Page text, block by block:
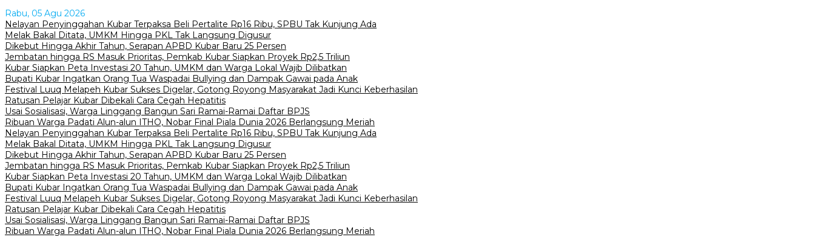
Rabu, 05 Agu 2026
Nelayan Penyinggahan Kubar Terpaksa Beli Pertalite Rp16 Ribu, SPBU Tak Kunjung Ada
Melak Bakal Ditata, UMKM Hingga PKL Tak Langsung Digusur
Dikebut Hingga Akhir Tahun, Serapan APBD Kubar Baru 25 Persen
Jembatan hingga RS Masuk Prioritas, Pemkab Kubar Siapkan Proyek Rp2,5 Triliun
Kubar Siapkan Peta Investasi 20 Tahun, UMKM dan Warga Lokal Wajib Dilibatkan
Bupati Kubar Ingatkan Orang Tua Waspadai Bullying dan Dampak Gawai pada Anak
Festival Luuq Melapeh Kubar Sukses Digelar, Gotong Royong Masyarakat Jadi Kunci Keberhasilan
Ratusan Pelajar Kubar Dibekali Cara Cegah Hepatitis
Usai Sosialisasi, Warga Linggang Bangun Sari Ramai-Ramai Daftar BPJS
Ribuan Warga Padati Alun-alun ITHO, Nobar Final Piala Dunia 2026 Berlangsung Meriah
Nelayan Penyinggahan Kubar Terpaksa Beli Pertalite Rp16 Ribu, SPBU Tak Kunjung Ada
Melak Bakal Ditata, UMKM Hingga PKL Tak Langsung Digusur
Dikebut Hingga Akhir Tahun, Serapan APBD Kubar Baru 25 Persen
Jembatan hingga RS Masuk Prioritas, Pemkab Kubar Siapkan Proyek Rp2,5 Triliun
Kubar Siapkan Peta Investasi 20 Tahun, UMKM dan Warga Lokal Wajib Dilibatkan
Bupati Kubar Ingatkan Orang Tua Waspadai Bullying dan Dampak Gawai pada Anak
Festival Luuq Melapeh Kubar Sukses Digelar, Gotong Royong Masyarakat Jadi Kunci Keberhasilan
Ratusan Pelajar Kubar Dibekali Cara Cegah Hepatitis
Usai Sosialisasi, Warga Linggang Bangun Sari Ramai-Ramai Daftar BPJS
Ribuan Warga Padati Alun-alun ITHO, Nobar Final Piala Dunia 2026 Berlangsung Meriah